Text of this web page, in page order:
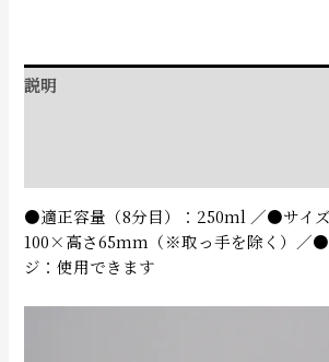
説明
●適正容量（8分目）：250ml ／●サイ
100×高さ65mm（※取っ手を除く）／●
ジ：使用できます